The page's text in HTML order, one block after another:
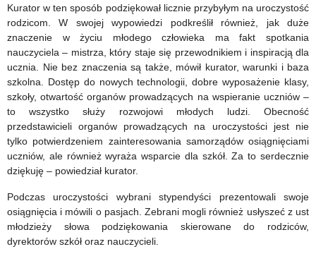
Kurator w ten sposób podziękował licznie przybyłym na uroczystość
rodzicom. W swojej wypowiedzi podkreślił również, jak duże
znaczenie w życiu młodego człowieka ma fakt spotkania
nauczyciela – mistrza, który staje się przewodnikiem i inspiracją dla
ucznia. Nie bez znaczenia są także, mówił kurator, warunki i baza
szkolna. Dostęp do nowych technologii, dobre wyposażenie klasy,
szkoły, otwartość organów prowadzących na wspieranie uczniów –
to wszystko służy rozwojowi młodych ludzi. Obecność
przedstawicieli organów prowadzących na uroczystości jest nie
tylko potwierdzeniem zainteresowania samorządów osiągnięciami
uczniów, ale również wyraża wsparcie dla szkół. Za to serdecznie
dziękuję – powiedział kurator.
Podczas uroczystości wybrani stypendyści prezentowali swoje
osiągnięcia i mówili o pasjach. Zebrani mogli również usłyszeć z ust
młodzieży słowa podziękowania skierowane do rodziców,
dyrektorów szkół oraz nauczycieli.